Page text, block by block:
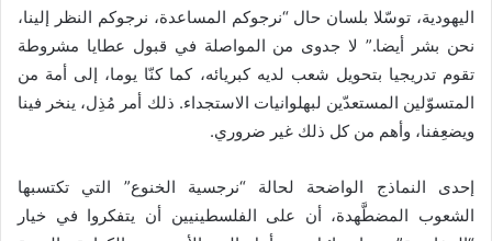
اليهودية، توسّلا بلسان حال “نرجوكم المساعدة، نرجوكم النظر إلينا،
نحن بشر أيضا.” لا جدوى من المواصلة في قبول عطايا مشروطة
تقوم تدريجيا بتحويل شعب لديه كبريائه، كما كنّا يوما، إلى أمة من
المتسوّلين المستعدّين لبهلوانيات الاستجداء. ذلك أمر مُذِل، ينخر فينا
ويضعِفنا، وأهم من كل ذلك غير ضروري.
إحدى النماذج الواضحة لحالة “نرجسية الخنوع” التي تكتسبها
الشعوب المضطَّهدة، أن على الفلسطينيين أن يتفكروا في خيار